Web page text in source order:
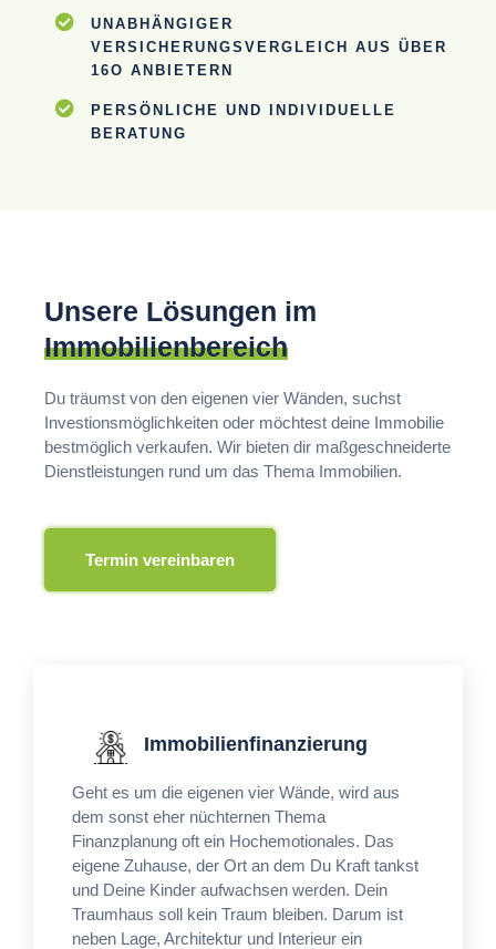
UNABHÄNGIGER
VERSICHERUNGSVERGLEICH AUS ÜBER
16O ANBIETERN
PERSÖNLICHE UND INDIVIDUELLE
BERATUNG
Unsere Lösungen im
Immobilienbereich
Du träumst von den eigenen vier Wänden, suchst
Investionsmöglichkeiten oder möchtest deine Immobilie
bestmöglich verkaufen. Wir bieten dir maßgeschneiderte
Dienstleistungen rund um das Thema Immobilien.
Termin vereinbaren
Immobilienfinanzierung
Geht es um die eigenen vier Wände, wird aus
dem sonst eher nüchternen Thema
Finanzplanung oft ein Hochemotionales. Das
eigene Zuhause, der Ort an dem Du Kraft tankst
und Deine Kinder aufwachsen werden. Dein
Traumhaus soll kein Traum bleiben. Darum ist
neben Lage, Architektur und Interieur ein